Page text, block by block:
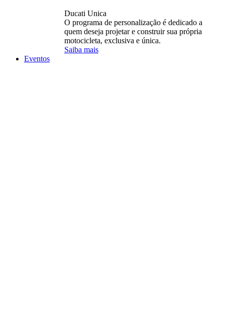
Ducati Unica
O programa de personalização é dedicado a
quem deseja projetar e construir sua própria
motocicleta, exclusiva e única.
Saiba mais
Eventos